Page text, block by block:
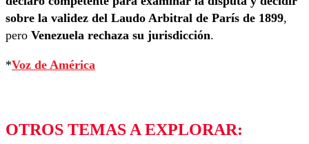
sobre la validez del Laudo Arbitral de París de 1899,
pero Venezuela rechaza su jurisdicción.
*Voz de América
OTROS TEMAS A EXPLORAR: